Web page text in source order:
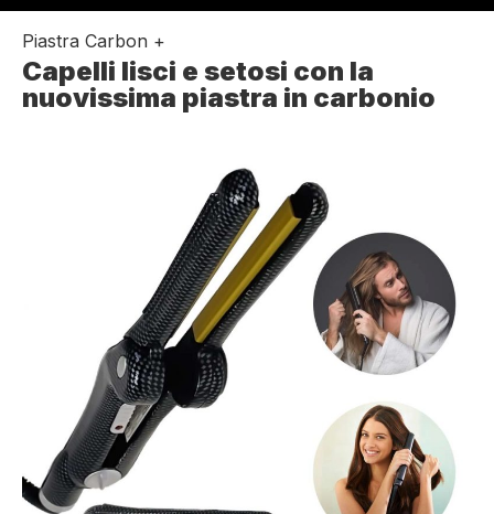
Piastra Carbon +
Capelli lisci e setosi con la
nuovissima piastra in carbonio